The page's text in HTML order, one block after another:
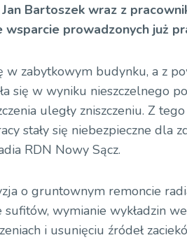
Bartoszek wraz z
prowadzonych już
w zabytkowym budynku, a z
się w wyniku nieszczelnego
uległy zniszczeniu. Z tego
stały się niebezpieczne dla
RDN Nowy Sącz.
o gruntownym remoncie
wymianie wykładzin we
i usunięciu źródeł